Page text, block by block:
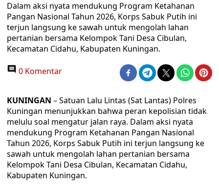
Dalam aksi nyata mendukung Program Ketahanan
Pangan Nasional Tahun 2026, Korps Sabuk Putih ini
terjun langsung ke sawah untuk mengolah lahan
pertanian bersama Kelompok Tani Desa Cibulan,
Kecamatan Cidahu, Kabupaten Kuningan.
0 Komentar
KUNINGAN – Satuan Lalu Lintas (Sat Lantas) Polres
Kuningan menunjukkan bahwa peran kepolisian tidak
melulu soal mengatur jalan raya. Dalam aksi nyata
mendukung Program Ketahanan Pangan Nasional
Tahun 2026, Korps Sabuk Putih ini terjun langsung ke
sawah untuk mengolah lahan pertanian bersama
Kelompok Tani Desa Cibulan, Kecamatan Cidahu,
Kabupaten Kuningan.